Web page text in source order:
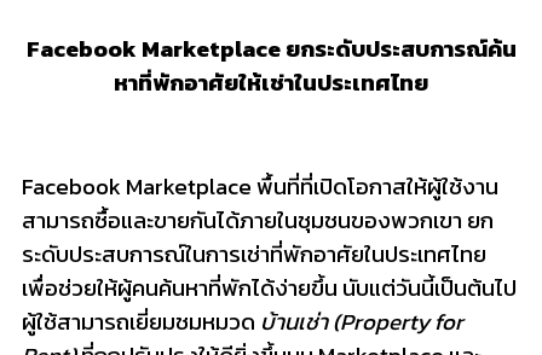
Facebook Marketplace ยกระดับประสบการณ์ค้น
หาที่พักอาศัยให้เช่าในประเทศไทย
Facebook Marketplace พื้นที่ที่เปิดโอกาสให้ผู้ใช้งาน
สามารถซื้อและขายกันได้ภายในชุมชนของพวกเขา ยก
ระดับประสบการณ์ในการเช่าที่พักอาศัยในประเทศไทย
เพื่อช่วยให้ผู้คนค้นหาที่พักได้ง่ายขึ้น นับแต่วันนี้เป็นต้นไป
ผู้ใช้สามารถเยี่ยมชมหมวด บ้านเช่า(Property for